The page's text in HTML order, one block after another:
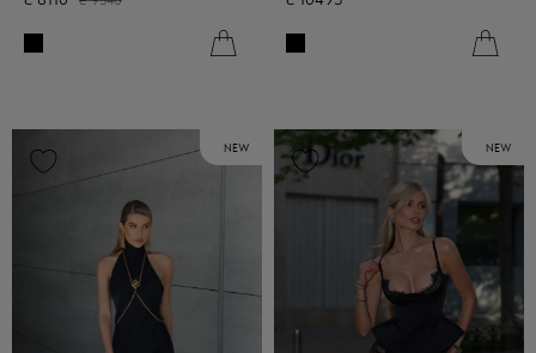
NEW NEW